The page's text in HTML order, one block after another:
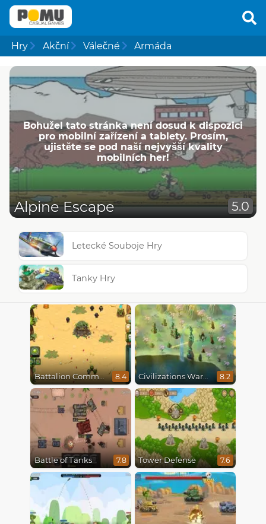
Hry Akční Válečné Armáda
Bohužel tato stránka není dosud k dispozici
pro mobilní zařízení a tablety. Prosím,
ujistěte se pod naší nejvyšší kvality
mobilních her!
Alpine Escape 5.0
Letecké Souboje Hry
Tanky Hry
Battalion Commander 8.4 Civilizations Wars Master Edition 8.2
Battle of Tanks 7.8 Tower Defense 7.6